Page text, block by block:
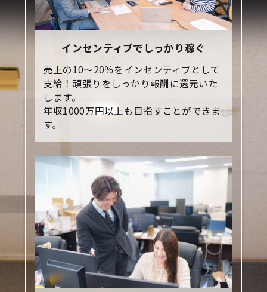
インセンティブでしっかり稼ぐ
売上の10～20％をインセンティブとして
支給！頑張りをしっかり報酬に還元いた
します。
年収1000万円以上も目指すことができま
す。